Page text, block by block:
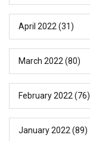
April 2022 (31)
March 2022 (80)
February 2022 (76)
January 2022 (89)